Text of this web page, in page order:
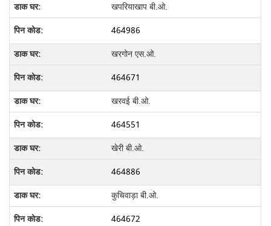
खपरियाखाप बी.ओ.
464986
खरगोन एस.ओ.
464671
खरवई बी.ओ.
464551
खेरी बी.ओ.
464886
कुचिवाड़ा बी.ओ.
464672